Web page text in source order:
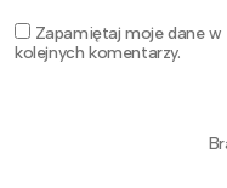
Zapamiętaj moje dane
kolejnych komentarzy.